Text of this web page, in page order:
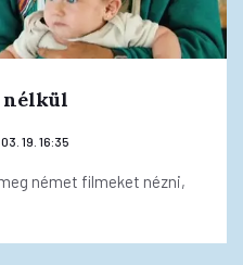
nélkül
19. 16:35
német filmeket nézni,